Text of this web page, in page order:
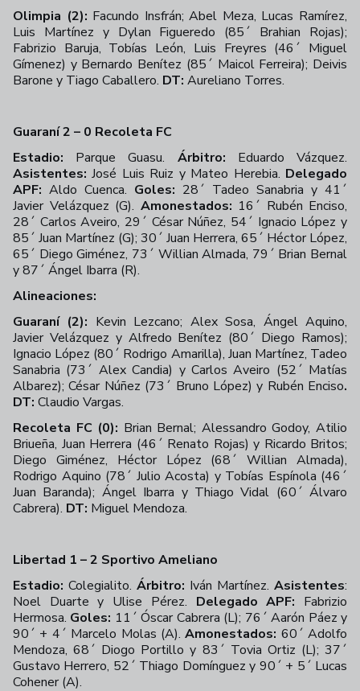
Olimpia (2): Facundo Insfrán; Abel Meza, Lucas Ramírez,
Luis Martínez y Dylan Figueredo (85´ Brahian Rojas);
Fabrizio Baruja, Tobías León, Luis Freyres (46´ Miguel
Gímenez) y Bernardo Benítez (85´ Maicol Ferreira); Deivis
Barone y Tiago Caballero. DT: Aureliano Torres.
Guaraní 2 – 0 Recoleta FC
Estadio: Parque Guasu. Árbitro: Eduardo Vázquez.
Asistentes: José Luis Ruiz y Mateo Herebia. Delegado
APF: Aldo Cuenca. Goles: 28´ Tadeo Sanabria y 41´
Javier Velázquez (G). Amonestados: 16´ Rubén Enciso,
28´ Carlos Aveiro, 29´ César Núñez, 54´ Ignacio López y
85´ Juan Martínez (G); 30´ Juan Herrera, 65´ Héctor López,
65´ Diego Giménez, 73´ Willian Almada, 79´ Brian Bernal
y 87´ Ángel Ibarra (R).
Alineaciones:
Guaraní (2): Kevin Lezcano; Alex Sosa, Ángel Aquino,
Javier Velázquez y Alfredo Benítez (80´ Diego Ramos);
Ignacio López (80´ Rodrigo Amarilla), Juan Martínez, Tadeo
Sanabria (73´ Alex Candia) y Carlos Aveiro (52´ Matías
Albarez); César Núñez (73´ Bruno López) y Rubén Enciso.
DT: Claudio Vargas.
Recoleta FC (0): Brian Bernal; Alessandro Godoy, Atilio
Briueña, Juan Herrera (46´ Renato Rojas) y Ricardo Britos;
Diego Giménez, Héctor López (68´ Willian Almada),
Rodrigo Aquino (78´ Julio Acosta) y Tobías Espínola (46´
Juan Baranda); Ángel Ibarra y Thiago Vidal (60´ Álvaro
Cabrera). DT: Miguel Mendoza.
Libertad 1 – 2 Sportivo Ameliano
Estadio: Colegialito. Árbitro: Iván Martínez. Asistentes:
Noel Duarte y Ulise Pérez. Delegado APF: Fabrizio
Hermosa. Goles: 11´ Óscar Cabrera (L); 76´ Aarón Páez y
90´ + 4´ Marcelo Molas (A).Amonestados: 60´ Adolfo
Mendoza, 68´ Diogo Portillo y 83´ Tovia Ortiz (L); 37´
Gustavo Herrero, 52´ Thiago Domínguez y 90´ + 5´ Lucas
Cohener (A).